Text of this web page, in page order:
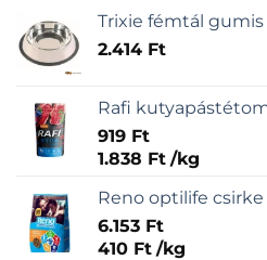
Trixie fémtál gumis
2.414 Ft
Rafi
919 Ft
1.838 Ft /kg
Reno optilife csirke
6.153 Ft
410 Ft /kg